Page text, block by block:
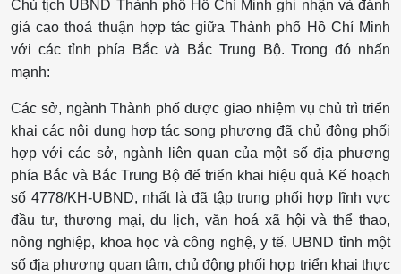
Chủ tịch UBND Thành phố Hồ Chí Minh ghi nhận và đánh
giá cao thoả thuận hợp tác giữa Thành phố Hồ Chí Minh
với các tỉnh phía Bắc và Bắc Trung Bộ. Trong đó nhấn
mạnh:
Các sở, ngành Thành phố được giao nhiệm vụ chủ trì triển
khai các nội dung hợp tác song phương đã chủ động phối
hợp với các sở, ngành liên quan của một số địa phương
phía Bắc và Bắc Trung Bộ để triển khai hiệu quả Kế hoạch
số 4778/KH-UBND, nhất là đã tập trung phối hợp lĩnh vực
đầu tư, thương mại, du lịch, văn hoá xã hội và thể thao,
nông nghiệp, khoa học và công nghệ, y tế. UBND tỉnh một
số địa phương quan tâm, chủ động phối hợp triển khai thực